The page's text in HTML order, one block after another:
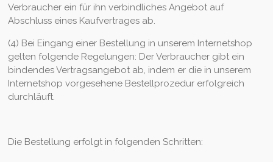
Verbraucher ein für ihn verbindliches Angebot auf
Abschluss eines Kaufvertrages ab.
(4) Bei Eingang einer Bestellung in unserem Internetshop
gelten folgende Regelungen: Der Verbraucher gibt ein
bindendes Vertragsangebot ab, indem er die in unserem
Internetshop vorgesehene Bestellprozedur erfolgreich
durchläuft.
Die Bestellung erfolgt in folgenden Schritten: